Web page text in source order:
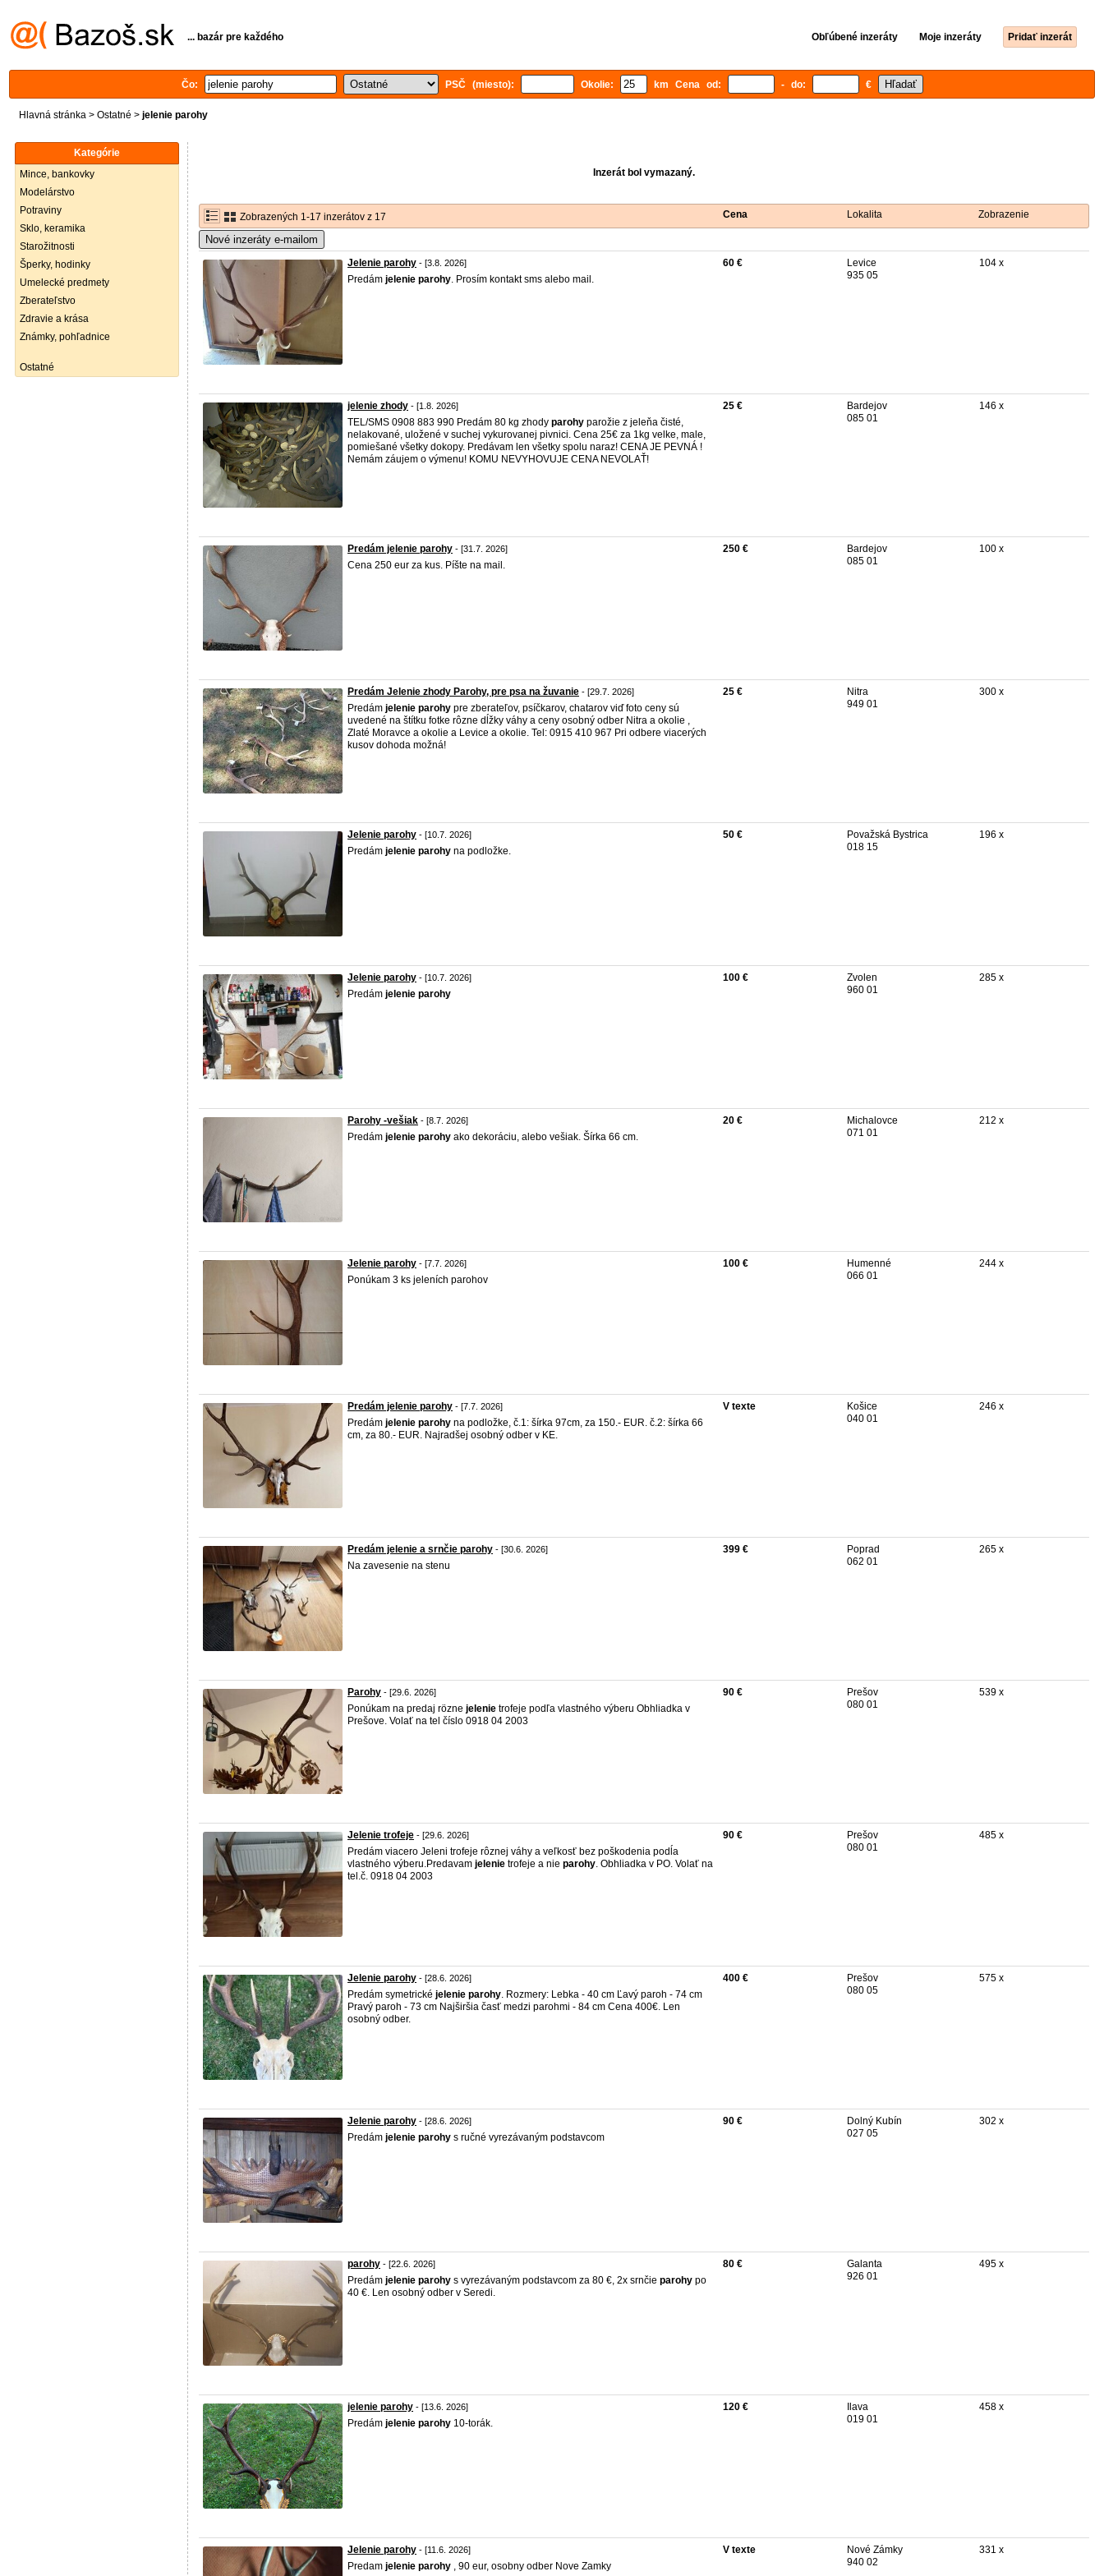
... bazár pre každého Obľúbené inzeráty Moje inzeráty Pridať inzerát
Čo: PSČ (miesto): Okolie: km Cena od: - do: €
Hlavná stránka > Ostatné > jelenie parohy
Kategórie
Mince, bankovky
Modelárstvo
Potraviny
Sklo, keramika
Starožitnosti
Šperky, hodinky
Umelecké predmety
Zberateľstvo
Zdravie a krása
Známky, pohľadnice
Ostatné
Inzerát bol vymazaný.
Zobrazených 1-17 inzerátov z 17 Cena Lokalita Zobrazenie
Nové inzeráty e-mailom
Jelenie parohy - [3.8. 2026]
Predám jelenie parohy. Prosím kontakt sms alebo mail.
60 €
Levice
935 05
104 x
jelenie zhody - [1.8. 2026]
TEL/SMS 0908 883 990 Predám 80 kg zhody parohy parožie z jeleňa čisté,
nelakované, uložené v suchej vykurovanej pivnici. Cena 25€ za 1kg velke, male,
pomiešané všetky dokopy. Predávam len všetky spolu naraz! CENA JE PEVNÁ !
Nemám záujem o výmenu! KOMU NEVYHOVUJE CENA NEVOLAŤ!
25 €
Bardejov
085 01
146 x
Predám jelenie parohy - [31.7. 2026]
Cena 250 eur za kus. Píšte na mail.
250 €
Bardejov
085 01
100 x
Predám Jelenie zhody Parohy, pre psa na žuvanie - [29.7. 2026]
Predám jelenie parohy pre zberateľov, psíčkarov, chatarov viď foto ceny sú
uvedené na štítku fotke rôzne dĺžky váhy a ceny osobný odber Nitra a okolie ,
Zlaté Moravce a okolie a Levice a okolie. Tel: 0915 410 967 Pri odbere viacerých
kusov dohoda možná!
25 €
Nitra
949 01
300 x
Jelenie parohy - [10.7. 2026]
Predám jelenie parohy na podložke.
50 €
Považská Bystrica
018 15
196 x
Jelenie parohy - [10.7. 2026]
Predám jelenie parohy
100 €
Zvolen
960 01
285 x
Parohy -vešiak - [8.7. 2026]
Predám jelenie parohy ako dekoráciu, alebo vešiak. Šírka 66 cm.
20 €
Michalovce
071 01
212 x
Jelenie parohy - [7.7. 2026]
Ponúkam 3 ks jeleních parohov
100 €
Humenné
066 01
244 x
Predám jelenie parohy - [7.7. 2026]
Predám jelenie parohy na podložke, č.1: šírka 97cm, za 150.- EUR. č.2: šírka 66
cm, za 80.- EUR. Najradšej osobný odber v KE.
V texte
Košice
040 01
246 x
Predám jelenie a srnčie parohy - [30.6. 2026]
Na zavesenie na stenu
399 €
Poprad
062 01
265 x
Parohy - [29.6. 2026]
Ponúkam na predaj rözne jelenie trofeje podľa vlastného výberu Obhliadka v
Prešove. Volať na tel číslo 0918 04 2003
90 €
Prešov
080 01
539 x
Jelenie trofeje - [29.6. 2026]
Predám viacero Jeleni trofeje rôznej váhy a veľkosť bez poškodenia podĺa
vlastného výberu.Predavam jelenie trofeje a nie parohy. Obhliadka v PO. Volať na
tel.č. 0918 04 2003
90 €
Prešov
080 01
485 x
Jelenie parohy - [28.6. 2026]
Predám symetrické jelenie parohy. Rozmery: Lebka - 40 cm Ľavý paroh - 74 cm
Pravý paroh - 73 cm Najširšia časť medzi parohmi - 84 cm Cena 400€. Len
osobný odber.
400 €
Prešov
080 05
575 x
Jelenie parohy - [28.6. 2026]
Predám jelenie parohy s ručné vyrezávaným podstavcom
90 €
Dolný Kubín
027 05
302 x
parohy - [22.6. 2026]
Predám jelenie parohy s vyrezávaným podstavcom za 80 €, 2x srnčie parohy po
40 €. Len osobný odber v Seredi.
80 €
Galanta
926 01
495 x
jelenie parohy - [13.6. 2026]
Predám jelenie parohy 10-torák.
120 €
Ilava
019 01
458 x
Jelenie parohy - [11.6. 2026]
Predam jelenie parohy , 90 eur, osobny odber Nove Zamky
V texte
Nové Zámky
940 02
331 x